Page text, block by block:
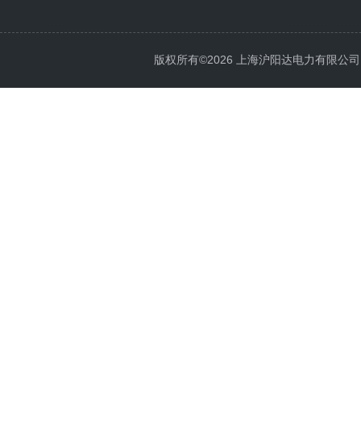
版权所有©2026 上海沪阳达电力有限公